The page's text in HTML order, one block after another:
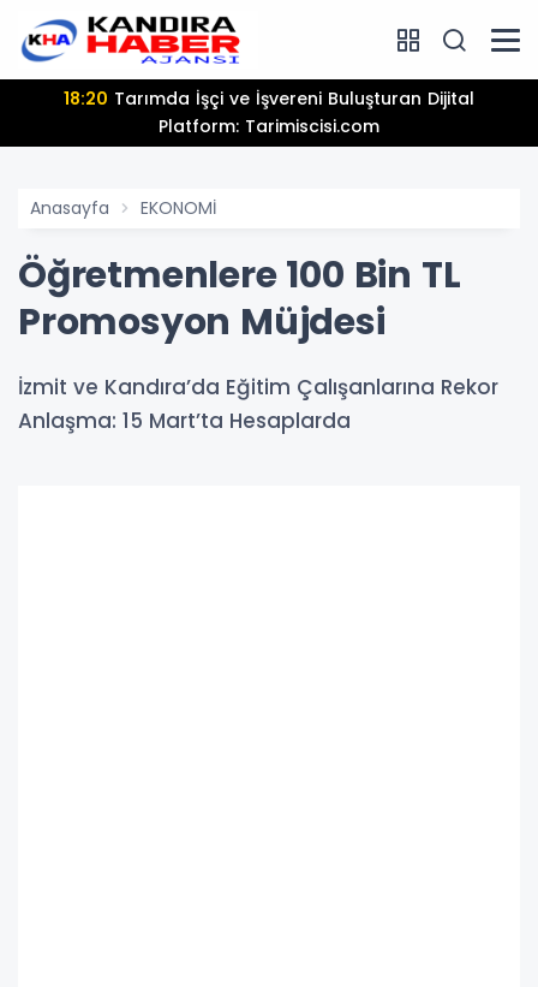
18:20
Platform: Tarimiscisi.com
Anasayfa EKONOMİ
Öğretmenlere 100 Bin TL
Promosyon Müjdesi
İzmit ve Kandıra’da Eğitim Çalışanlarına Rekor
Anlaşma: 15 Mart’ta Hesaplarda